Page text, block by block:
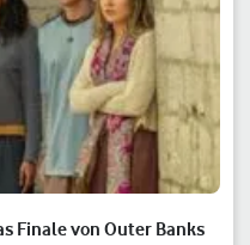
Finale von Outer Banks